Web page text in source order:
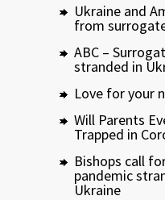
Ukraine and
from
ABC –
stranded in
Love for your
Will Parents
Trapped in
Bishops call
pandemic
Ukraine